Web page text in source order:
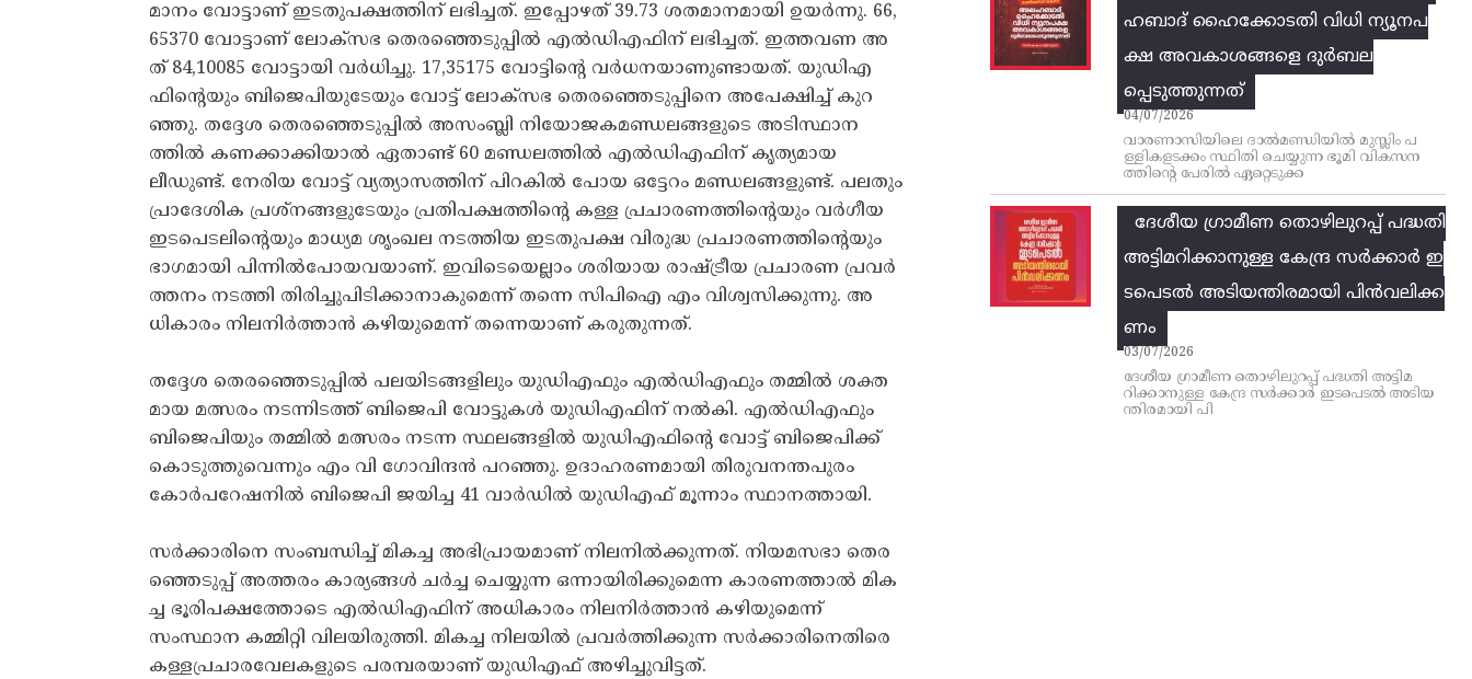
മാനം വോട്ടാണ് ഇടതുപക്ഷത്തിന് ലഭിച്ചത്. ഇപ്പോഴത് 39.73 ശതമാനമായി ഉയർന്നു. 66,
65370 വോട്ടാണ് ലോക്സഭ തെരഞ്ഞെടുപ്പിൽ എൽഡിഎഫിന് ലഭിച്ചത്. ഇത്തവണ അ
ത് 84,10085 വോട്ടായി വർധിച്ചു. 17,35175 വോട്ടിന്റെ വർധനയാണുണ്ടായത്. യുഡിഎ
ഫിന്റെയും ബിജെപിയുടേയും വോട്ട് ലോക്സഭ തെരഞ്ഞെടുപ്പിനെ അപേക്ഷിച്ച് കുറ
ഞ്ഞു. തദ്ദേശ തെരഞ്ഞെടുപ്പിൽ അസംബ്ലി നിയോജകമണ്ഡലങ്ങളുടെ അടിസ്ഥാന
ത്തിൽ കണക്കാക്കിയാൽ ഏതാണ്ട് 60 മണ്ഡലത്തിൽ എൽഡിഎഫിന് കൃത്യമായ
ലീഡുണ്ട്. നേരിയ വോട്ട് വ്യത്യാസത്തിന് പിറകിൽ പോയ ഒട്ടേറം മണ്ഡലങ്ങളുണ്ട്. പലതും
പ്രാദേശിക പ്രശ്നങ്ങളുടേയും പ്രതിപക്ഷത്തിന്റെ കള്ള പ്രചാരണത്തിന്റെയും വർ​ഗീയ
ഇടപെടലിന്റെയും മാധ്യമ ശൃംഖല നടത്തിയ ഇടതുപക്ഷ വിരുദ്ധ പ്രചാരണത്തിന്റെയും
ഭാ​ഗമായി പിന്നിൽപോയവയാണ്. ഇവിടെയെല്ലാം ശരിയായ രാഷ്ട്രീയ പ്രചാരണ പ്രവർ
ത്തനം നടത്തി തിരിച്ചുപിടിക്കാനാകുമെന്ന് തന്നെ സിപിഐ എം വിശ്വസിക്കുന്നു. അ
ധികാരം നിലനിര്‍ത്താന്‍ കഴിയുമെന്ന് തന്നെയാണ് കരുതുന്നത്.
തദ്ദേശ തെരഞ്ഞെടുപ്പില്‍ പലയിടങ്ങളിലും യുഡിഎഫും എൽഡിഎഫും തമ്മിൽ ശക്ത
മായ മത്സരം നടന്നിടത്ത് ബിജെപി വോട്ടുകൾ യുഡിഎഫിന് നൽകി. എൽഡിഎഫും
ബിജെപിയും തമ്മിൽ മത്സരം നടന്ന സ്ഥലങ്ങളിൽ യുഡിഎഫിന്റെ വോട്ട് ബിജെപിക്ക്
കൊടുത്തുവെന്നും എം വി ​ഗോവിന്ദൻ പറഞ്ഞു. ഉദാഹരണമായി തിരുവനന്തപുരം
കോര്‍പറേഷനില്‍ ബിജെപി ജയിച്ച 41 വാര്‍ഡില്‍ യുഡിഎഫ് മൂന്നാം സ്ഥാനത്തായി.
സര്‍ക്കാരിനെ സംബന്ധിച്ച്‌ മികച്ച അഭിപ്രായമാണ്‌ നിലനില്‍ക്കുന്നത്‌. നിയമസഭാ തെര
ഞ്ഞെടുപ്പ്‌ അത്തരം കാര്യങ്ങള്‍ ചര്‍ച്ച ചെയ്യുന്ന ഒന്നായിരിക്കുമെന്ന കാരണത്താല്‍ മിക
ച്ച ഭൂരിപക്ഷത്തോടെ എല്‍ഡിഎഫിന്‌ അധികാരം നിലനിർത്താൻ കഴിയുമെന്ന്‌
സംസ്ഥാന കമ്മിറ്റി വിലയിരുത്തി. മികച്ച നിലയില്‍ പ്രവര്‍ത്തിക്കുന്ന സര്‍ക്കാരിനെതിരെ
കള്ളപ്രചാരവേലകളുടെ പരമ്പരയാണ്‌ യുഡിഎഫ്‌ അഴിച്ചുവിട്ടത്‌.
ഹബാദ് ഹൈക്കോടതി വിധി ന്യൂനപ
ക്ഷ അവകാശങ്ങളെ ദുർബല
പ്പെടുത്തുന്നത്
04/07/2026
വാരണാസിയിലെ ദാൽമണ്ഡിയിൽ മുസ്ലിം പ
ള്ളികളടക്കം സ്ഥിതി ചെയ്യുന്ന ഭൂമി വികസന
ത്തിന്റെ പേരിൽ ഏറ്റെടുക്ക
ദേശീയ ഗ്രാമീണ തൊഴിലുറപ്പ്‌ പദ്ധതി
അട്ടിമറിക്കാനുള്ള കേന്ദ്ര സര്‍ക്കാര്‍ ഇ
ടപെടല്‍ അടിയന്തിരമായി പിന്‍വലിക്ക
ണം
03/07/2026
ദേശീയ ഗ്രാമീണ തൊഴിലുറപ്പ്‌ പദ്ധതി അട്ടിമ
റിക്കാനുള്ള കേന്ദ്ര സര്‍ക്കാര്‍ ഇടപെടല്‍ അടിയ
ന്തിരമായി പി